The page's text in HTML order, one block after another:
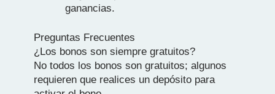
ganancias.
Preguntas Frecuentes
¿Los bonos son siempre gratuitos?
No todos los bonos son gratuitos; algunos
requieren que realices un depósito para